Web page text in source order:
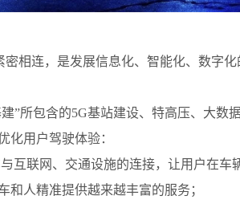
密相连，是发展信息化、智能化、数字
所包含的5G基站建设、特高压、大数
化用户驾驶体验：
互联网、交通设施的连接，让用户在车
和人精准提供越来越丰富的服务；